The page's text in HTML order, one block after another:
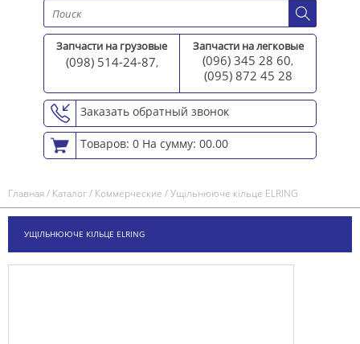
Запчасти на грузовые
(098) 514-24-87,
Запчасти на легковые
(096) 345 28 60,
(095) 872 45 28
Заказать обратный звонок
Товаров: 0 На сумму: 00.00
Главная/ Каталог/ Коммерческие /Ущільнююче кільце ELRING
УЩІЛЬНЮЮЧЕ КІЛЬЦЕ ELRING